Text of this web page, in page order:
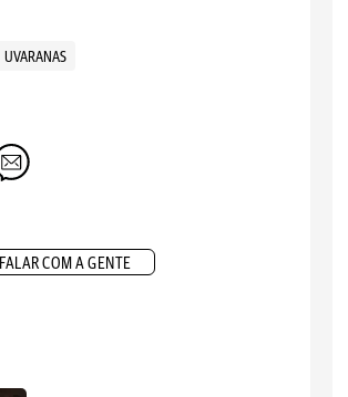
UVARANAS
FALAR COM A GENTE